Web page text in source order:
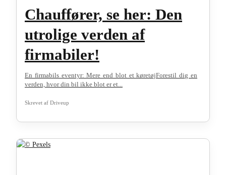
Chauffører, se her: Den
utrolige verden af
firmabiler!
En firmabils eventyr: Mere end blot et køretøjForestil dig en
verden, hvor din bil ikke blot er et...
Skrevet af Driveup